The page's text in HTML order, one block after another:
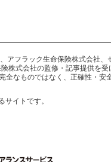
アフラック生命保険株式会社、
株式会社の監修・記事提供を受
全なものではなく、正確性・安
イトです。